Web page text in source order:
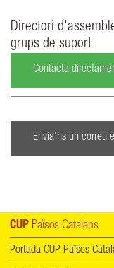
Directori
grups de suport
Contacta
Envia'ns un correu
CUP Països Catalans
Portada CUP Països